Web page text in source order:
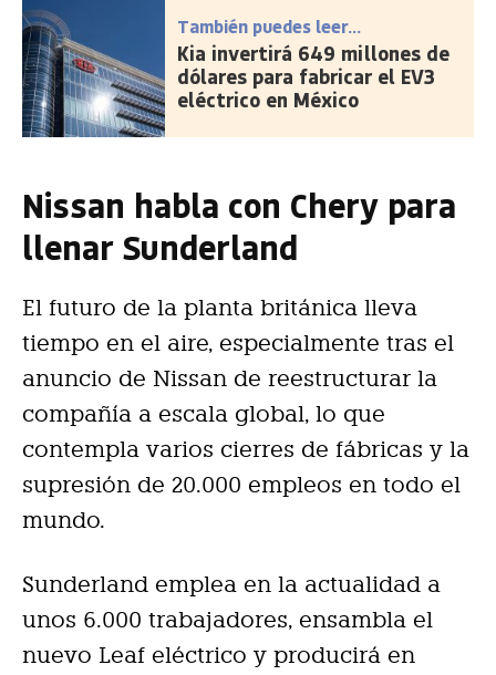
También puedes leer...
Kia invertirá 649 millones de
dólares para fabricar el EV3
eléctrico en México
Nissan habla con Chery para
llenar Sunderland
El futuro de la planta británica lleva
tiempo en el aire, especialmente tras el
anuncio de Nissan de reestructurar la
compañía a escala global, lo que
contempla varios cierres de fábricas y la
supresión de 20.000 empleos en todo el
mundo.
Sunderland emplea en la actualidad a
unos 6.000 trabajadores, ensambla el
nuevo Leaf eléctrico y producirá en